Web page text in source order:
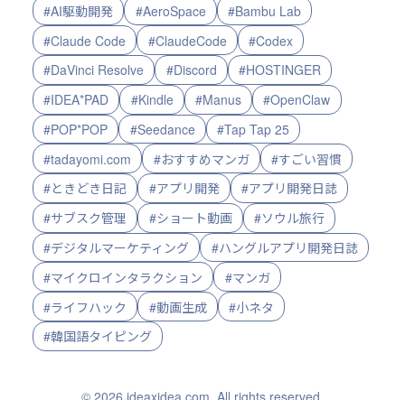
#AI駆動開発
#AeroSpace
#Bambu Lab
#Claude Code
#ClaudeCode
#Codex
#DaVinci Resolve
#Discord
#HOSTINGER
#IDEA*PAD
#Kindle #Manus
#OpenClaw
#POP*POP
#Seedance
#Tap Tap 25
#tadayomi.com
#おすすめマンガ
#すごい習慣
#ときどき日記
#アプリ開発
#アプリ開発日誌
#サブスク管理
#ショート動画
#ソウル旅行
#デジタルマーケティング
#ハングルアプリ開発日誌
#マイクロインタラクション
#マンガ
#ライフハック
#動画生成
#小ネタ
#韓国語タイピング
© 2026 ideaxidea.com. All rights reserved.